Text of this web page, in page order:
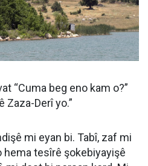
“Cuma beg eno kam o?”
Zaza-Derî yo.”
mi eyan bi. Tabî, zaf mi
hema tesîrê şokebiyayişê